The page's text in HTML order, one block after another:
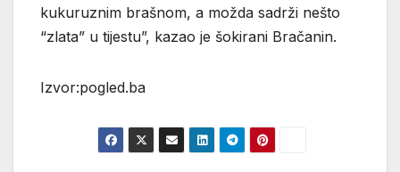
kukuruznim brašnom, a možda sadrži nešto
“zlata” u tijestu”, kazao je šokirani Bračanin.
Izvor:pogled.ba